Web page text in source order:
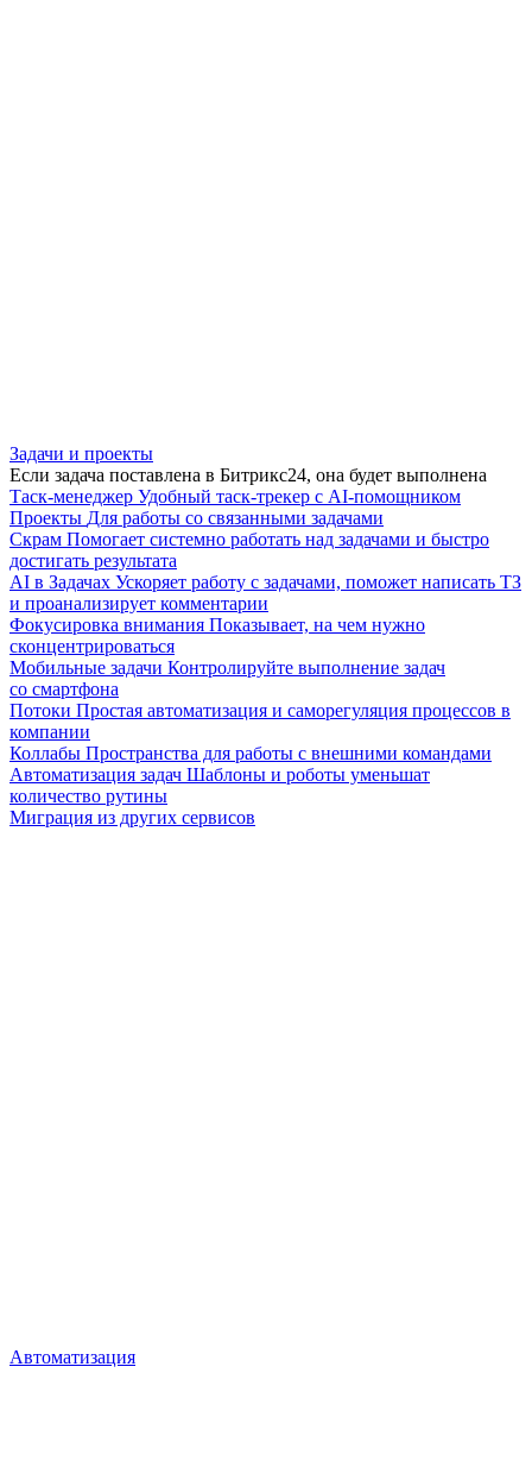
Задачи и проекты
Если задача поставлена в Битрикс24, она будет выполнена
Таск-менеджер Удобный таск-трекер с AI-помощником
Проекты Для работы со связанными задачами
Скрам Помогает системно работать над задачами и быстро
достигать результата
AI в Задачах Ускоряет работу с задачами, поможет написать ТЗ
и проанализирует комментарии
Фокусировка внимания Показывает, на чем нужно
сконцентрироваться
Мобильные задачи Контролируйте выполнение задач
со смартфона
Потоки Простая автоматизация и саморегуляция процессов в
компании
Коллабы Пространства для работы с внешними командами
Автоматизация задач Шаблоны и роботы уменьшат
количество рутины
Миграция из других сервисов
Автоматизация